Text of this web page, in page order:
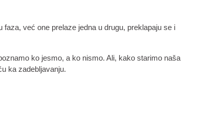
već one prelaze jedna u drugu, preklapaju se i
ko jesmo, a ko nismo. Ali, kako starimo naša
ka zadebljavanju.